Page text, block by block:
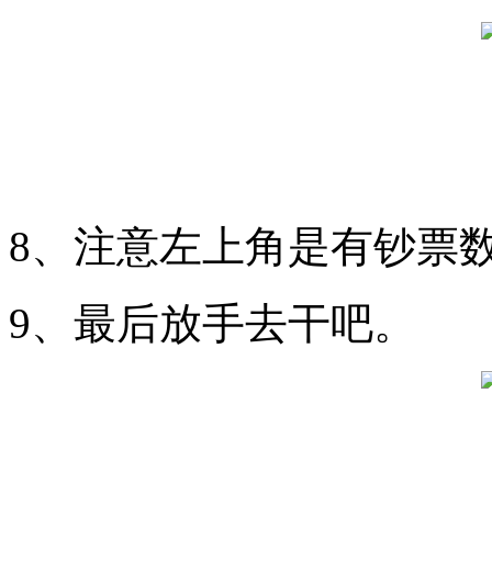
8、注意左上角是有钞票
9、最后放手去干吧。